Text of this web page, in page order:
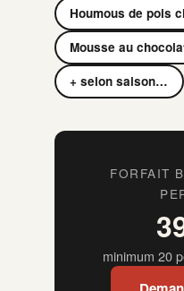
Houmous de pois
Mousse au
+ selon saison…
FORFAIT
minimum 20